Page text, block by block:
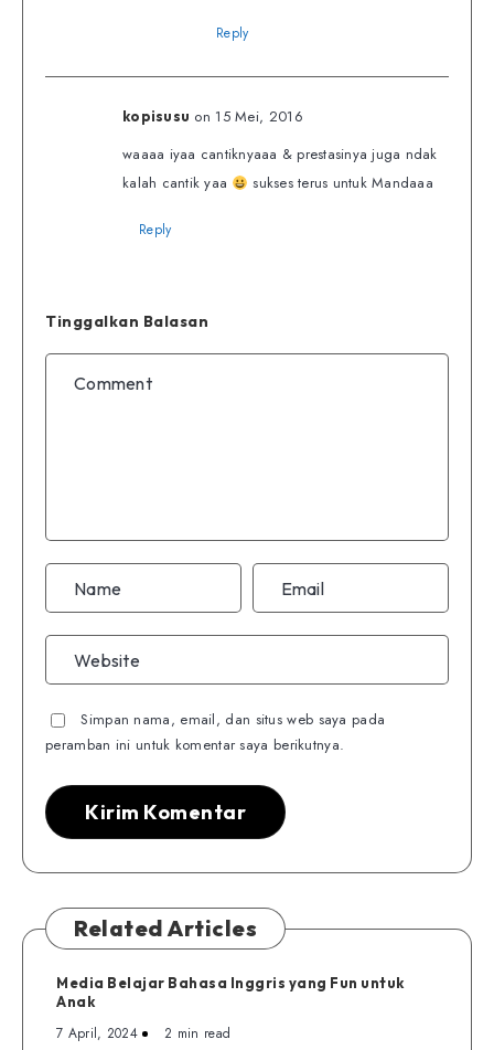
Reply
kopisusu on 15 Mei, 2016
waaaa iyaa cantiknyaaa & prestasinya juga ndak
kalah cantik yaa
sukses terus untuk Mandaaa
Reply
Tinggalkan Balasan
Simpan nama, email, dan situs web saya pada
peramban ini untuk komentar saya berikutnya.
Related Articles
Media Belajar Bahasa Inggris yang Fun untuk
Anak
7 April, 2024 2 min read